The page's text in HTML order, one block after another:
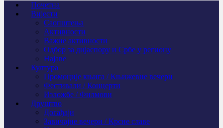
Почетна
Вијести
Саопштења
Активности
Важне активности
Одбор за дијаспору и Србе у региону
Најаве
Култура
Промоције књига / Књижевне вечери
Фестивали / Концерти
Изложбе / Филмови
Друштво
Догађаји
Завичајне вечери / Крсне славе